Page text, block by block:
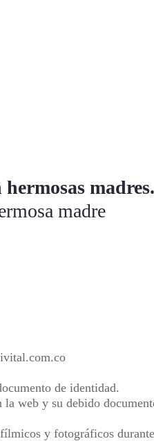
madre
de identidad.
web y su debido
y fotográficos